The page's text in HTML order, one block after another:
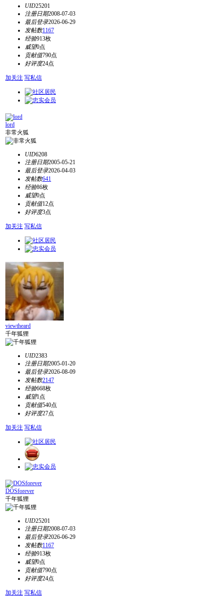
UID25201
注册日期2008-07-03
最后登录2026-06-29
发帖数1167
经验913枚
威望0点
贡献值790点
好评度24点
加关注 写私信
lord
非常火狐
UID6208
注册日期2005-05-21
最后登录2026-04-03
发帖数641
经验86枚
威望0点
贡献值12点
好评度3点
加关注 写私信
viewtheard
千年狐狸
UID2383
注册日期2005-01-20
最后登录2026-08-09
发帖数2147
经验668枚
威望1点
贡献值540点
好评度27点
加关注 写私信
DOSforever
千年狐狸
UID25201
注册日期2008-07-03
最后登录2026-06-29
发帖数1167
经验913枚
威望0点
贡献值790点
好评度24点
加关注 写私信